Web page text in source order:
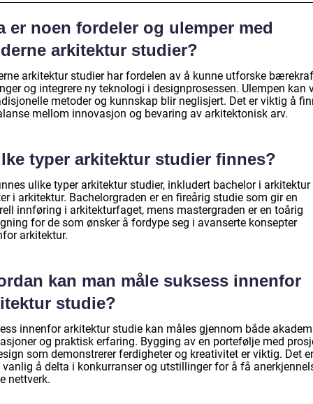
er noen fordeler og ulemper med
arkitektur studier?
arkitektur studier har fordelen av å kunne utforske
og integrere ny teknologi i designprosessen. Ulempen kan
metoder og kunnskap blir neglisjert. Det er viktig å
mellom innovasjon og bevaring av arkitektonisk arv.
typer arkitektur studier finnes?
ulike typer arkitektur studier, inkludert bachelor i arkitektur
i arkitektur. Bachelorgraden er en fireårig studie som gir en
innføring i arkitekturfaget, mens mastergraden er en toårig
for de som ønsker å fordype seg i avanserte konsepter
arkitektur.
kan man måle suksess innenfor
studie?
innenfor arkitektur studie kan måles gjennom både
og praktisk erfaring. Bygging av en portefølje med
som demonstrerer ferdigheter og kreativitet er viktig. Det er
vanlig å delta i konkurranser og utstillinger for å få
nettverk.